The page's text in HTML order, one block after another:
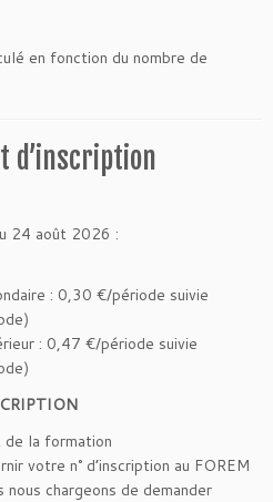
en fonction du nombre de
d’inscription
24 août 2026 :
: 0,30 €/période suivie
: 0,47 €/période suivie
de la formation
votre n° d’inscription au FOREM
chargeons de demander